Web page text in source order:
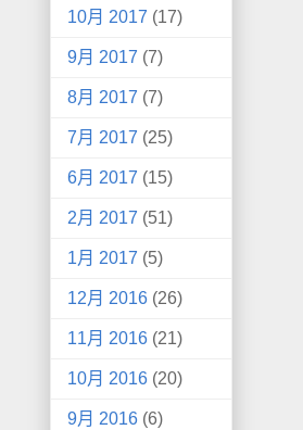
10月 2017 (17)
9月 2017 (7)
8月 2017 (7)
7月 2017 (25)
6月 2017 (15)
2月 2017 (51)
1月 2017 (5)
12月 2016 (26)
11月 2016 (21)
10月 2016 (20)
9月 2016 (6)